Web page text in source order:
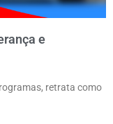
e
retrata como